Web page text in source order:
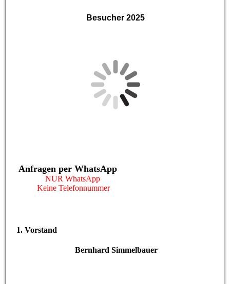
Besucher 2025
Anfragen per WhatsApp
NUR WhatsApp
Keine Telefonnummer
1. Vorstand
Bernhard Simmelbauer